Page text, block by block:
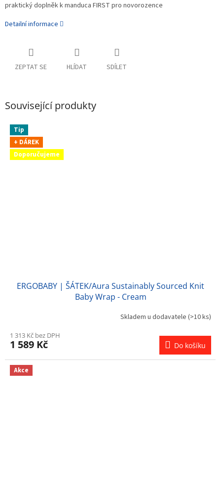
praktický doplněk k manduca FIRST pro novorozence
Detailní informace
ZEPTAT SE HLÍDAT SDÍLET
Související produkty
Tip
+ DÁREK
Doporučujeme
ERGOBABY | ŠÁTEK/Aura Sustainably Sourced Knit
Baby Wrap - Cream
Skladem u dodavatele (>10 ks)
1 313 Kč bez DPH
1 589 Kč Do košíku
Akce